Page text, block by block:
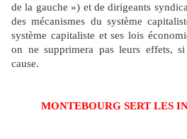
de la gauche ») et de dirigeants
des mécanismes du système
système capitaliste et ses lois
on ne supprimera pas leurs effets,
cause.
MONTEBOURG SERT LES